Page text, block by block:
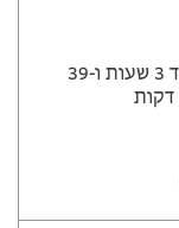
ייסגר עוד 3 שעות ‫ו-39
דקות